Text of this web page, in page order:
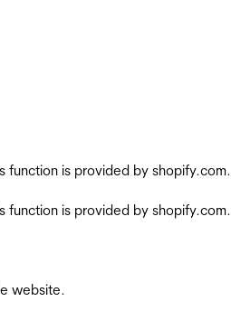
function is provided by shopify.com.
function is provided by shopify.com.
website.